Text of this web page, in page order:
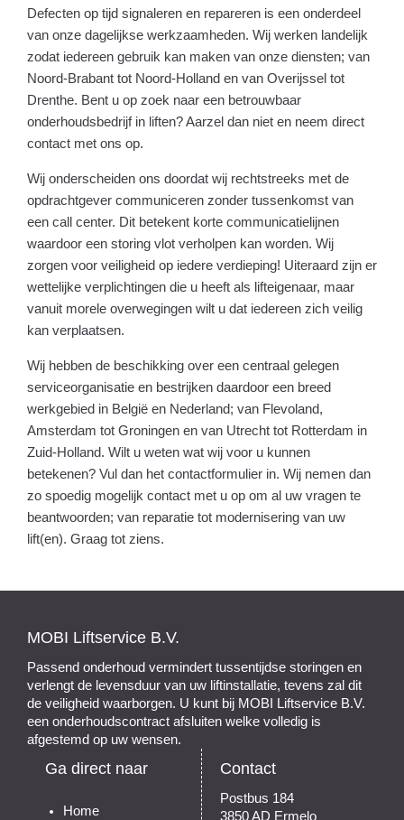
Defecten op tijd signaleren en repareren is een onderdeel
van onze dagelijkse werkzaamheden. Wij werken landelijk
zodat iedereen gebruik kan maken van onze diensten; van
Noord-Brabant tot Noord-Holland en van Overijssel tot
Drenthe. Bent u op zoek naar een betrouwbaar
onderhoudsbedrijf in liften? Aarzel dan niet en neem direct
contact met ons op.
Wij onderscheiden ons doordat wij rechtstreeks met de
opdrachtgever communiceren zonder tussenkomst van
een call center. Dit betekent korte communicatielijnen
waardoor een storing vlot verholpen kan worden. Wij
zorgen voor veiligheid op iedere verdieping! Uiteraard zijn er
wettelijke verplichtingen die u heeft als lifteigenaar, maar
vanuit morele overwegingen wilt u dat iedereen zich veilig
kan verplaatsen.
Wij hebben de beschikking over een centraal gelegen
serviceorganisatie en bestrijken daardoor een breed
werkgebied in België en Nederland; van Flevoland,
Amsterdam tot Groningen en van Utrecht tot Rotterdam in
Zuid-Holland. Wilt u weten wat wij voor u kunnen
betekenen? Vul dan het contactformulier in. Wij nemen dan
zo spoedig mogelijk contact met u op om al uw vragen te
beantwoorden; van reparatie tot modernisering van uw
lift(en). Graag tot ziens.
MOBI Liftservice B.V.
Passend onderhoud vermindert tussentijdse storingen en
verlengt de levensduur van uw liftinstallatie, tevens zal dit
de veiligheid waarborgen. U kunt bij MOBI Liftservice B.V.
een onderhoudscontract afsluiten welke volledig is
afgestemd op uw wensen.
Ga direct naar
Home
Contact
Postbus 184
3850 AD Ermelo